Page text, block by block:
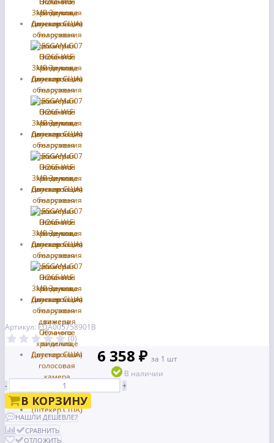
Артикул: EDA005758901B
(0)
6 358 ₽ за 1 шт
В наличии
-
+
В КОРЗИНУ
НАШЛИ ДЕШЕВЛЕ?
СРАВНИТЬ
ОТЛОЖИТЬ